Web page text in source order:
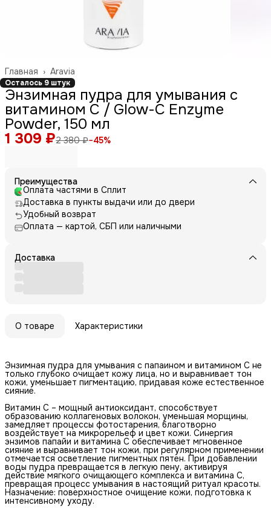
Aravia
Главная ›
Осталось 9 штук
Энзимная пудра для умывания с
витамином С / Glow-C Enzyme
Powder, 150 мл
1 309 ₽2 380 ₽−45%
Преимущества
Оплата частями в Сплит
Доставка в пункты выдачи или до двери
Удобный возврат
Оплата — картой, СБП или наличными
Доставка
О товаре Характеристики
Энзимная пудра для умывания с папаином и витамином С не
только глубоко очищает кожу лица, но и выравнивает тон
кожи, уменьшает пигментацию, придавая коже естественное
сияние.
Витамин С – мощный антиоксидант, способствует
образованию коллагеновых волокон, уменьшая морщины,
замедляет процессы фотостарения, благотворно
воздействует на микрорельеф и цвет кожи. Синергия
энзимов папайи и витамина С обеспечивает мгновенное
сияние и выравнивает тон кожи, при регулярном применении
отмечается осветление пигментных пятен. При добавлении
воды пудра превращается в легкую пену, активируя
действие мягкого очищающего комплекса и витамина С,
превращая процесс умывания в настоящий ритуал красоты.
Назначение: поверхностное очищение кожи, подготовка к
интенсивному уходу.